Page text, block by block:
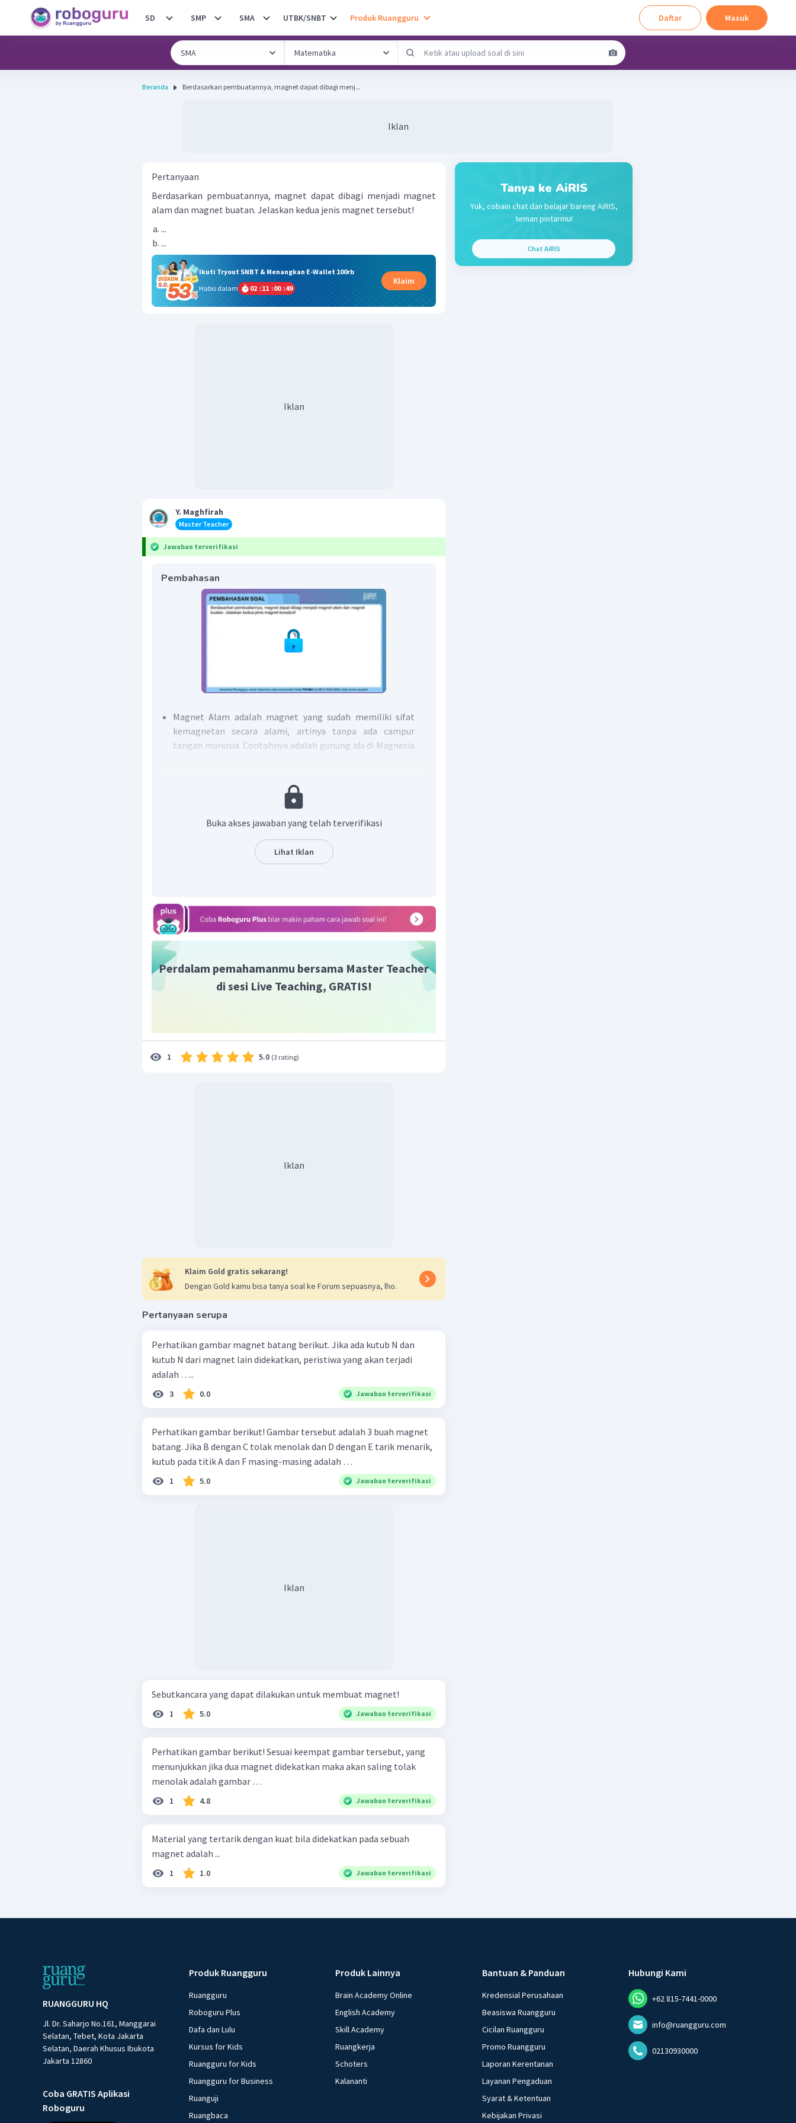
SD SMP SMA UTBK/SNBT Produk Ruangguru Daftar Masuk
Beranda Berdasarkan pembuatannya, magnet dapat dibagi menj...
Iklan
Pertanyaan
Berdasarkan pembuatannya, magnet dapat dibagi menjadi magnet
alam dan magnet buatan. Jelaskan kedua jenis magnet tersebut!
...
...
Ikuti Tryout SNBT & Menangkan E-Wallet 100rb
Habis dalam
02 :11 :00 :49
Klaim
Iklan
Y. Maghfirah
Master Teacher
Jawaban terverifikasi
Pembahasan
Magnet Alam adalah magnet yang sudah memiliki sifat
kemagnetan secara alami, artinya tanpa ada campur
tangan manusia. Contohnya adalah gunung ida di Magnesia
magnet buatan dibuat dari bahan-bahan magnetik kuat
seperti besi dan baja. Magnet buatan terbagi lagi menjadi 2,
merupakan magnet yang sifat kemagnetannya bersifat
permanen, meskipun proses pembuatannya sudah
dihentikan. Magnet Sementara, merupakan magnet yang
Buka akses jawaban yang telah terverifikasi
Lihat Iklan
Perdalam pemahamanmu bersama Master Teacher
di sesi Live Teaching, GRATIS!
1 5.0 (3 rating)
Iklan
Klaim Gold gratis sekarang!
Dengan Gold kamu bisa tanya soal ke Forum sepuasnya, lho.
Pertanyaan serupa
Perhatikan gambar magnet batang berikut. Jika ada kutub N dan
kutub N dari magnet lain didekatkan, peristiwa yang akan terjadi
adalah …..
3 0.0 Jawaban terverifikasi
Perhatikan gambar berikut! Gambar tersebut adalah 3 buah magnet
batang. Jika B dengan C tolak menolak dan D dengan E tarik menarik,
kutub pada titik A dan F masing-masing adalah …
1 5.0 Jawaban terverifikasi
Iklan
Sebutkancara yang dapat dilakukan untuk membuat magnet!
1 5.0 Jawaban terverifikasi
Perhatikan gambar berikut! Sesuai keempat gambar tersebut, yang
menunjukkan jika dua magnet didekatkan maka akan saling tolak
menolak adalah gambar …
1 4.8 Jawaban terverifikasi
Material yang tertarik dengan kuat bila didekatkan pada sebuah
magnet adalah ...
1 1.0 Jawaban terverifikasi
Tanya ke AiRIS
Yuk, cobain chat dan belajar bareng AiRIS,
teman pintarmu!
Chat AiRIS
RUANGGURU HQ
Jl. Dr. Saharjo No.161, Manggarai
Selatan, Tebet, Kota Jakarta
Selatan, Daerah Khusus Ibukota
Jakarta 12860
Coba GRATIS Aplikasi
Roboguru
Produk Ruangguru
Ruangguru
Roboguru Plus
Dafa dan Lulu
Kursus for Kids
Ruangguru for Kids
Ruangguru for Business
Ruanguji
Ruangbaca
Produk Lainnya
Brain Academy Online
English Academy
Skill Academy
Ruangkerja
Schoters
Kalananti
Bantuan & Panduan
Kredensial Perusahaan
Beasiswa Ruangguru
Cicilan Ruangguru
Promo Ruangguru
Laporan Kerentanan
Layanan Pengaduan
Syarat & Ketentuan
Kebijakan Privasi
Hubungi Kami
+62 815-7441-0000
info@ruangguru.com
02130930000